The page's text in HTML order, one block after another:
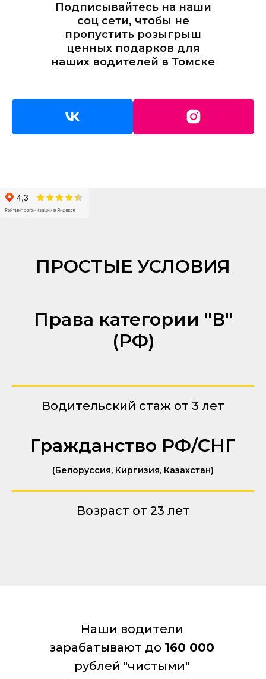
Подписывайтесь на наши
соц сети, чтобы не
пропустить розыгрыш
ценных подарков для
наших водителей в Томске
ПРОСТЫЕ УСЛОВИЯ
Права категории "В"
(РФ)
Водительский стаж от 3 лет
Гражданство РФ/СНГ
(Белоруссия, Киргизия, Казахстан)
Возраст от 23 лет
Наши водители
зарабатывают до 160 000
рублей "чистыми"